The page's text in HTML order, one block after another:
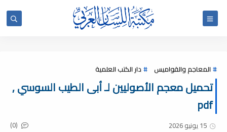
المعاجم والقواميس دار الكتب العلمية
تحميل معجم الأصوليين لـ أبى الطيب السوسي ,
pdf
15 يونيو 2026 (0)